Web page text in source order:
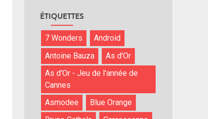
ÉTIQUETTES
7 Wonders
Android
Antoine Bauza
As d'Or
As d'Or - Jeu de l'année de
Cannes
Asmodee
Blue Orange